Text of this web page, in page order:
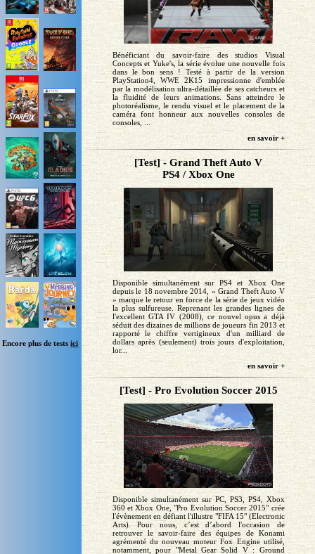
Encore plus de testsici
Bénéficiant du savoir-faire des studios Visual
Concepts et Yuke's, la série évolue une nouvelle fois
dans le bon sens ! Testé à partir de la version
PlayStation4, WWE 2K15 impressionne d'emblée
par la modélisation ultra-détaillée de ses catcheurs et
la fluidité de leurs animations. Sans atteindre le
photoréalisme, le rendu visuel et le placement de la
caméra font honneur aux nouvelles consoles de
consoles, ...
en savoir +
[Test] - Grand Theft Auto V
PS4 / Xbox One
Disponible simultanément sur PS4 et Xbox One
depuis le 18 novembre 2014, « Grand Theft Auto V
» marque le retour en force de la série de jeux vidéo
la plus sulfureuse. Reprenant les grandes lignes de
l'excellent GTA IV (2008), ce nouvel opus a déjà
séduit des dizaines de millions de joueurs fin 2013 et
rapporté le chiffre vertigineux d'un milliard de
dollars après (seulement) trois jours d'exploitation,
lor...
en savoir +
[Test] - Pro Evolution Soccer 2015
Disponible simultanément sur PC, PS3, PS4, Xbox
360 et Xbox One, "Pro Evolution Soccer 2015" crée
l'évènement en défiant l'illustre "FIFA 15" (Electronic
Arts). Pour nous, c’est d’abord l'occasion de
retrouver le savoir-faire des équipes de Konami
agrémenté du nouveau moteur Fox Engine utilisé,
notamment, pour "Metal Gear Solid V : Ground